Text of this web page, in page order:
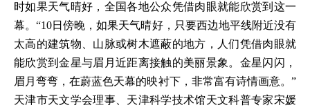
时如果天气晴好，全国各地公众凭借肉眼就能欣赏到这一
幕。“10日傍晚，如果天气晴好，只要西边地平线附近没有
太高的建筑物、山脉或树木遮蔽的地方，人们凭借肉眼就
能欣赏到金星与眉月近距离接触的美丽景象。金星闪闪，
眉月弯弯，在蔚蓝色天幕的映衬下，非常富有诗情画意。”
天津市天文学会理事、天津科学技术馆天文科普专家宋媛